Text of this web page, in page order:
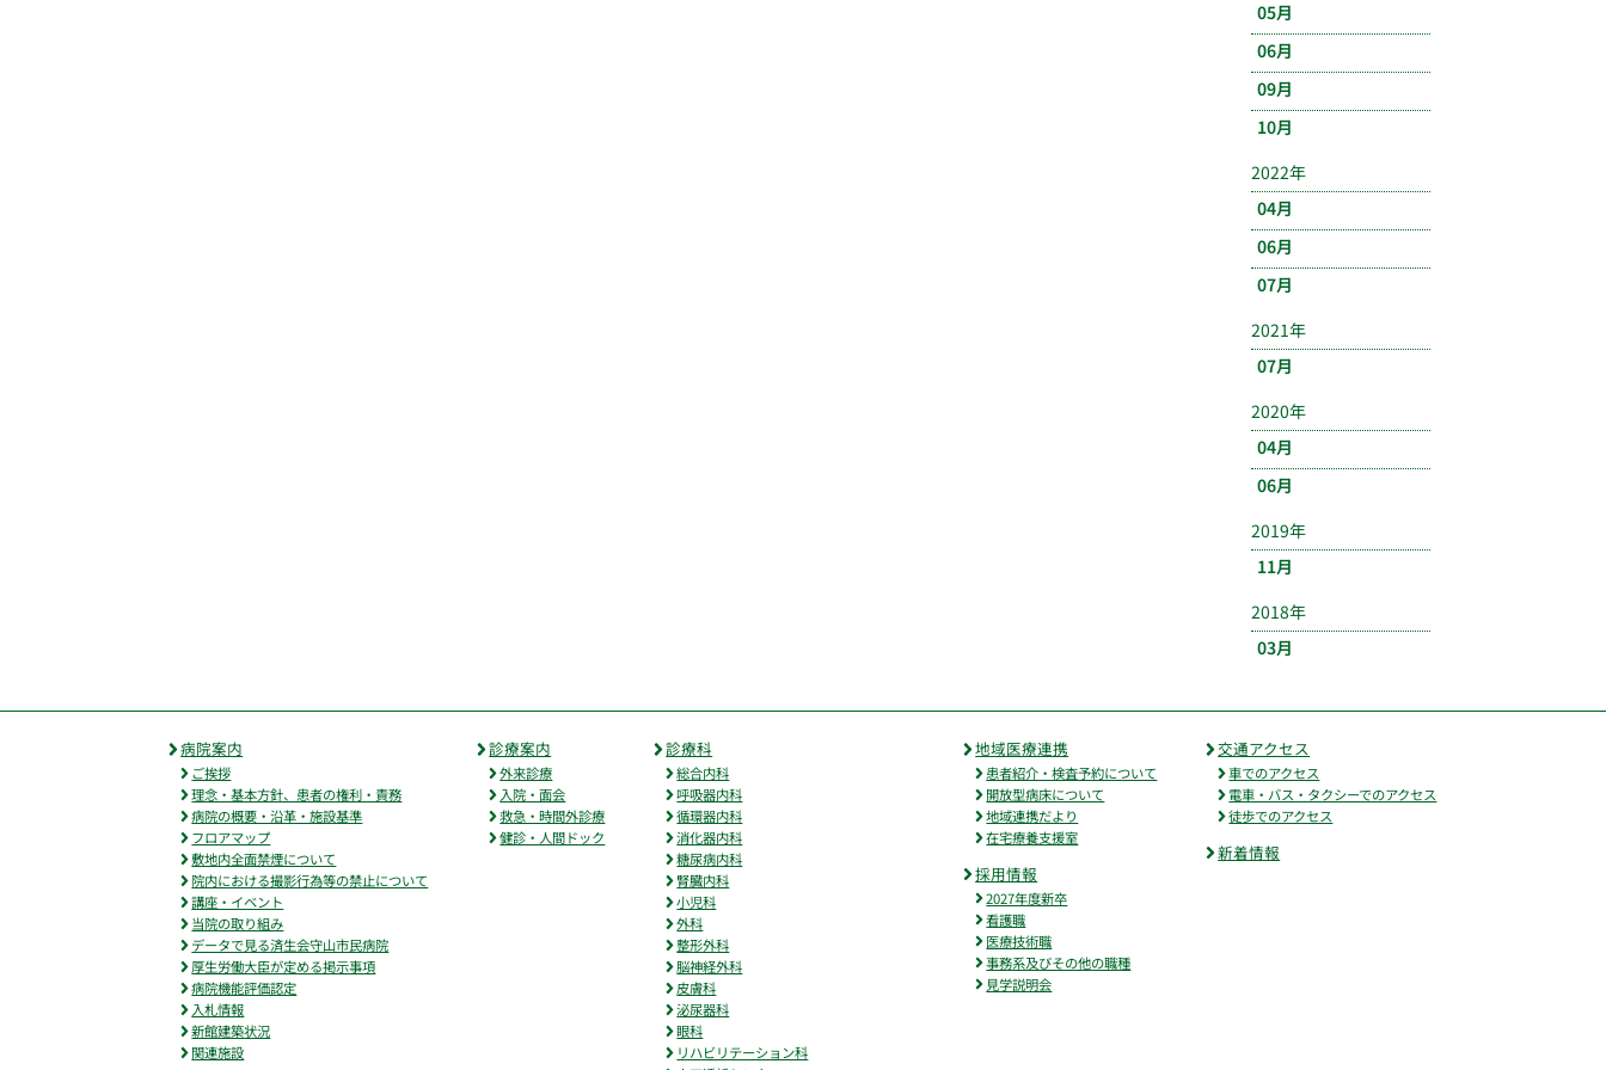
05月
06月
09月
10月
2022年
04月
06月
07月
2021年
07月
2020年
04月
06月
2019年
11月
2018年
03月
病院案内
ご挨拶
理念・基本方針、患者の権利・責務
病院の概要・沿革・施設基準
フロアマップ
敷地内全面禁煙について
院内における撮影行為等の禁止について
講座・イベント
当院の取り組み
データで見る済生会守山市民病院
厚生労働大臣が定める掲示事項
病院機能評価認定
入札情報
新館建築状況
関連施設
診療案内
外来診療
入院・面会
救急・時間外診療
健診・人間ドック
診療科
総合内科
呼吸器内科
循環器内科
消化器内科
糖尿病内科
腎臓内科
小児科
外科
整形外科
脳神経外科
皮膚科
泌尿器科
眼科
リハビリテーション科
地域医療連携
患者紹介・検査予約について
開放型病床について
地域連携だより
在宅療養支援室
採用情報
2027年度新卒
看護職
医療技術職
事務系及びその他の職種
見学説明会
交通アクセス
車でのアクセス
電車・バス・タクシーでのアクセス
徒歩でのアクセス
新着情報